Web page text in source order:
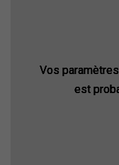
Vos
est
Vos
est
Vos
est